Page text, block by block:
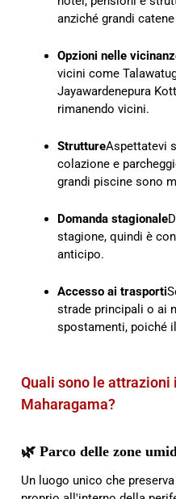
anziché grandi
Opzioni nelle
vicini come
Jayawardenepura
rimanendo vicini.
StruttureAspettatevi
colazione e
grandi piscine sono
Domanda stagionale
stagione, quindi è
anticipo.
Accesso ai trasporti
strade principali o ai
spostamenti, poiché
Quali sono le
Maharagama?
🌿 Parco delle zone
Un luogo unico che